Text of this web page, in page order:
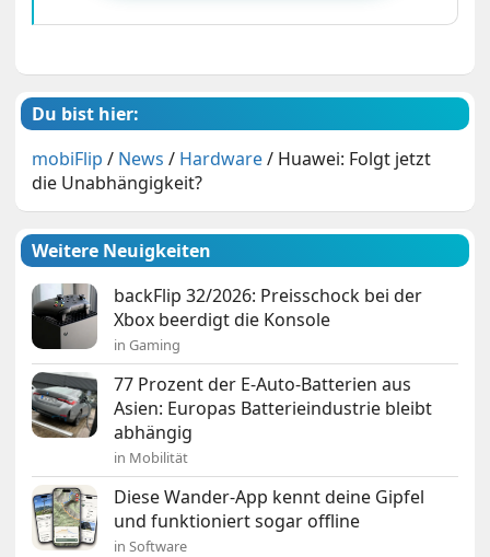
Du bist hier:
mobiFlip / News / Hardware/ Huawei: Folgt jetzt
die Unabhängigkeit?
Weitere Neuigkeiten
backFlip 32/2026: Preisschock bei der
Xbox beerdigt die Konsole
in Gaming
77 Prozent der E-Auto-Batterien aus
Asien: Europas Batterieindustrie bleibt
abhängig
in Mobilität
Diese Wander-App kennt deine Gipfel
und funktioniert sogar offline
in Software